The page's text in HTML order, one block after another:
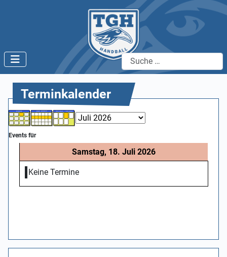
Suchen
Terminkalender
Events für
Samstag, 18. Juli 2026
Keine Termine